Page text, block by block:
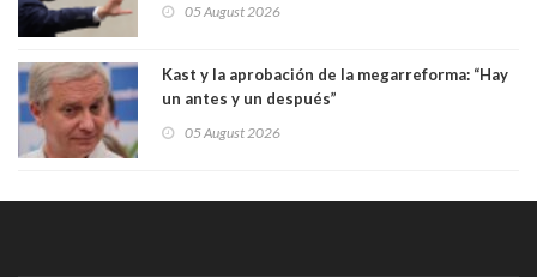
05 August 2026
Kast y la aprobación de la megarreforma: “Hay
un antes y un después”
05 August 2026